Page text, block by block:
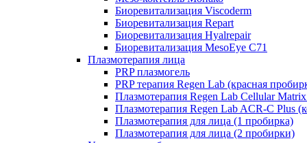
Биоревитализация Viscoderm
Биоревитализация Repart
Биоревитализация Hyalrepair
Биоревитализация MesoEye C71
Плазмотерапия лица
PRP плазмогель
PRP терапия Regen Lab (красная
Плазмотерапия Regen Lab Cellular
Плазмотерапия Regen Lab ACR-C Plus
Плазмотерапия для лица (1 пробирка)
Плазмотерапия для лица (2 пробирки)